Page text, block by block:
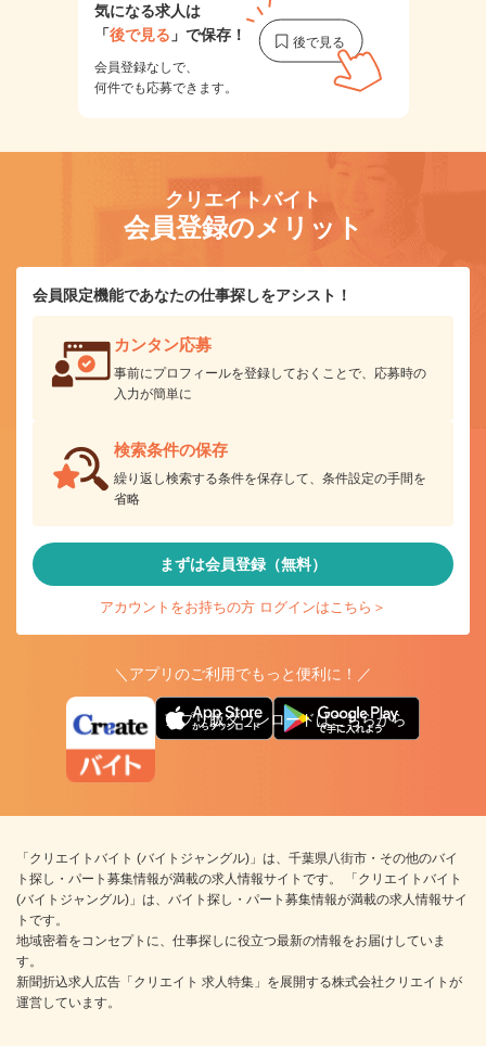
気になる求人は
「後で見る 」で保存！
会員登録なしで、
何件でも応募できます。
クリエイトバイト
会員登録のメリット
会員限定機能であなたの仕事探しをアシスト！
カンタン応募
事前にプロフィールを登録しておくことで、応募時の
入力が簡単に
検索条件の保存
繰り返し検索する条件を保存して、条件設定の手間を
省略
まずは会員登録（無料）
アカウントをお持ちの方 ログインはこちら＞
＼アプリのご利用でもっと便利に！／
アプリ版ダウンロードはこちらから
「クリエイトバイト (バイトジャングル)」は、千葉県八街市・その他のバイ
ト探し・パート募集情報が満載の求人情報サイトです。 「クリエイトバイト
(バイトジャングル)」は、バイト探し・パート募集情報が満載の求人情報サイ
トです。
地域密着をコンセプトに、仕事探しに役立つ最新の情報をお届けしていま
す。
新聞折込求人広告「クリエイト 求人特集」を展開する株式会社クリエイトが
運営しています。